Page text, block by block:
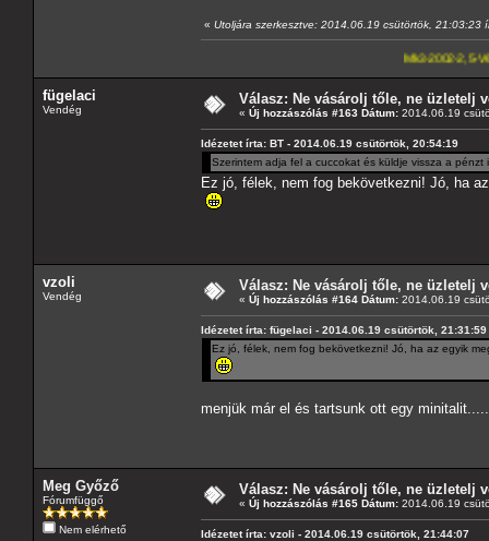
« Utoljára szerkesztve: 2014.06.19 csütörtök, 21:03:23
Mk3-2002-2,5-V6---A4-es
fügelaci
Vendég
Válasz: Ne vásárolj tőle, ne üzletelj
« Új hozzászólás #163 Dátum: 2014.06.19
Idézetet írta: BT - 2014.06.19 csütörtök, 20:54:19
Szerintem adja fel a cuccokat és küldje vissza a pénzt
Ez jó, félek, nem fog bekövetkezni! Jó, ha
vzoli
Vendég
Válasz: Ne vásárolj tőle, ne üzletelj
« Új hozzászólás #164 Dátum: 2014.06.19
Idézetet írta: fügelaci - 2014.06.19 csütörtök, 21:31:59
Ez jó, félek, nem fog bekövetkezni! Jó, ha az egyik
menjük már el és tartsunk ott egy minitalit.....
Meg Győző
Fórumfüggő
Nem elérhető
Válasz: Ne vásárolj tőle, ne üzletelj
« Új hozzászólás #165 Dátum: 2014.06.19
Idézetet írta: vzoli - 2014.06.19 csütörtök, 21:44:07